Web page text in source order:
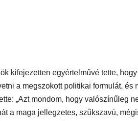
kifejezetten egyértelművé tette,
a megszokott politikai formulát, és
„Azt mondom, hogy valószínűleg
a maga jellegzetes, szűkszavú,